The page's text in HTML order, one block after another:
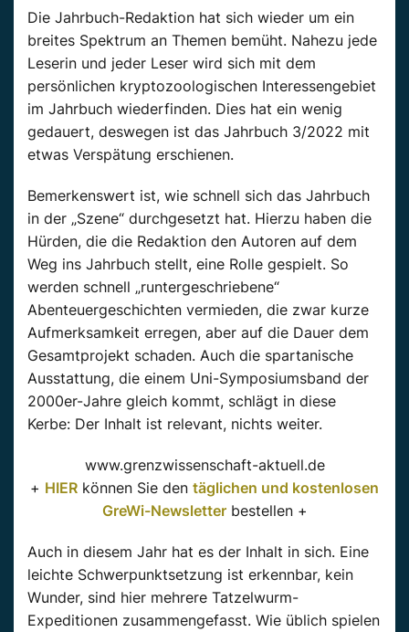
Die Jahrbuch-Redaktion hat sich wieder um ein
breites Spektrum an Themen bemüht. Nahezu jede
Leserin und jeder Leser wird sich mit dem
persönlichen kryptozoologischen Interessengebiet
im Jahrbuch wiederfinden. Dies hat ein wenig
gedauert, deswegen ist das Jahrbuch 3/2022 mit
etwas Verspätung erschienen.
Bemerkenswert ist, wie schnell sich das Jahrbuch
in der „Szene“ durchgesetzt hat. Hierzu haben die
Hürden, die die Redaktion den Autoren auf dem
Weg ins Jahrbuch stellt, eine Rolle gespielt. So
werden schnell „runtergeschriebene“
Abenteuergeschichten vermieden, die zwar kurze
Aufmerksamkeit erregen, aber auf die Dauer dem
Gesamtprojekt schaden. Auch die spartanische
Ausstattung, die einem Uni-Symposiumsband der
2000er-Jahre gleich kommt, schlägt in diese
Kerbe: Der Inhalt ist relevant, nichts weiter.
www.grenzwissenschaft-aktuell.de
+ HIER können Sie den täglichen und kostenlosen
GreWi-Newsletterbestellen +
Auch in diesem Jahr hat es der Inhalt in sich. Eine
leichte Schwerpunktsetzung ist erkennbar, kein
Wunder, sind hier mehrere Tatzelwurm-
Expeditionen zusammengefasst. Wie üblich spielen